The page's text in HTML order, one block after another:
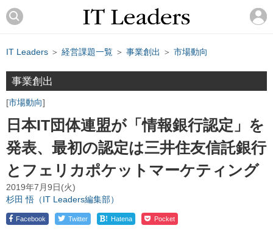
IT Leaders ＞ 経営課題一覧 ＞ 事業創出 ＞ 市場動向
事業創出
市場動向
日本IT団体連盟が「情報銀行認定」を
発表、最初の認定は三井住友信託銀行
とフェリカポケットマーケティング
2019年7月9日(火)
杉田 悟（IT Leaders編集部）
Facebook Twitter ! Hatena Pocket